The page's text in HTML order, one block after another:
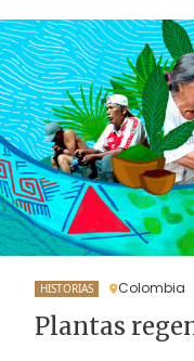
HISTORIAS Colombia
Plantas